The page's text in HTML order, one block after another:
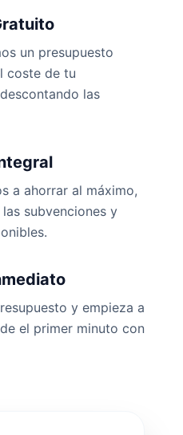
un presupuesto
coste de tu
las
a ahorrar al máximo,
subvenciones y
y empieza a
el primer minuto con